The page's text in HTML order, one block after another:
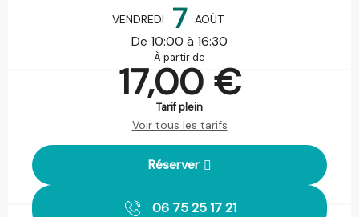
VENDREDI 7 AOÛT
De 10:00 à 16:30
À partir de
17,00 €
Tarif plein
Voir tous les tarifs
Réserver
06 75 25 17 21